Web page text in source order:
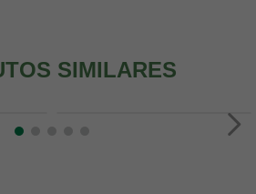
SIMILARES